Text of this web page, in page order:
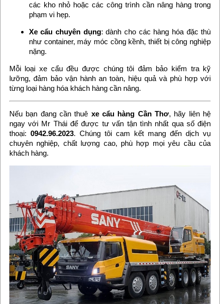
các kho nhỏ hoặc các công trình cần nâng hàng trong
phạm vi hẹp.
Xe cẩu chuyên dụng: dành cho các hàng hóa đặc thù
như container, máy móc cồng kềnh, thiết bị công nghiệp
nặng.
Mỗi loại xe cẩu đều được chúng tôi đảm bảo kiểm tra kỹ
lưỡng, đảm bảo vận hành an toàn, hiệu quả và phù hợp với
từng loại hàng hóa khách hàng cần nâng.
Nếu bạn đang cần thuê xe cẩu hàng Cần Thơ, hãy liên hệ
ngay với Mr Thái để được tư vấn tận tình nhất qua số điện
thoại: 0942.96.2023. Chúng tôi cam kết mang đến dịch vụ
chuyên nghiệp, chất lượng cao, phù hợp mọi yêu cầu của
khách hàng.